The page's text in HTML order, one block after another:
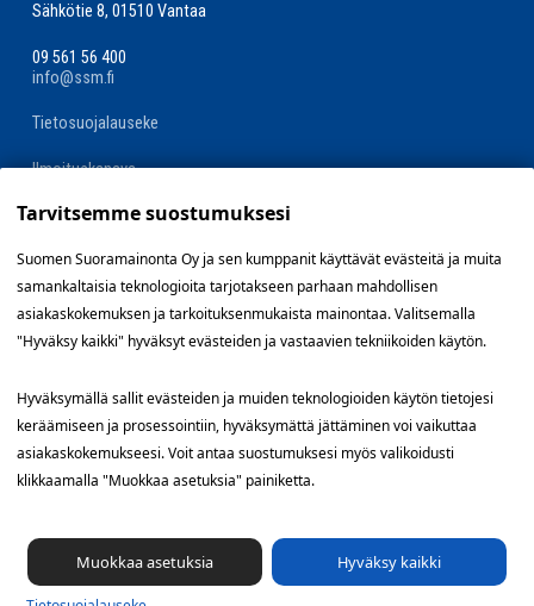
Sähkötie 8, 01510 Vantaa
09 561 56 400
info@ssm.fi
Tietosuojalauseke
Ilmoituskanava
Evästevalinnat »
Oikopolut
Hae töitä
Blogi
Tarvitsemme suostumuksesi
Suomen Suoramainonta Oy ja sen kumppanit käyttävät evästeitä ja muita
samankaltaisia teknologioita tarjotakseen parhaan mahdollisen
asiakaskokemuksen ja tarkoituksenmukaista mainontaa. Valitsemalla
"Hyväksy kaikki" hyväksyt evästeiden ja vastaavien tekniikoiden käytön.
Hyväksymällä sallit evästeiden ja muiden teknologioiden käytön tietojesi
keräämiseen ja prosessointiin, hyväksymättä jättäminen voi vaikuttaa
asiakaskokemukseesi. Voit antaa suostumuksesi myös valikoidusti
klikkaamalla "Muokkaa asetuksia" painiketta.
Muokkaa asetuksia Hyväksy kaikki